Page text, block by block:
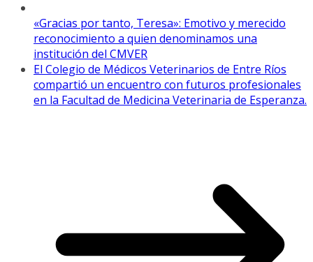
«Gracias por tanto, Teresa»: Emotivo y merecido
reconocimiento a quien denominamos una
institución del CMVER
El Colegio de Médicos Veterinarios de Entre Ríos
compartió un encuentro con futuros profesionales
en la Facultad de Medicina Veterinaria de Esperanza.